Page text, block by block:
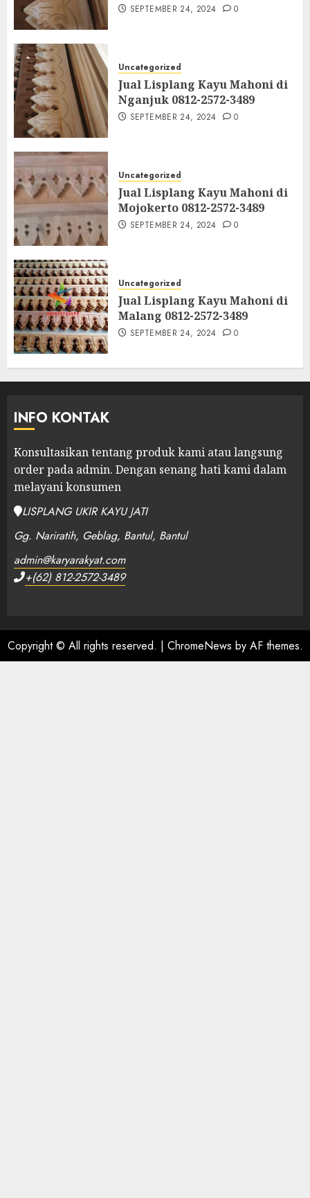
SEPTEMBER 24, 2024 0
Uncategorized
Jual Lisplang Kayu Mahoni di
Nganjuk 0812-2572-3489
SEPTEMBER 24, 2024 0
Uncategorized
Jual Lisplang Kayu Mahoni di
Mojokerto 0812-2572-3489
SEPTEMBER 24, 2024 0
Uncategorized
Jual Lisplang Kayu Mahoni di
Malang 0812-2572-3489
SEPTEMBER 24, 2024 0
INFO KONTAK
Konsultasikan tentang produk kami atau langsung
order pada admin. Dengan senang hati kami dalam
melayani konsumen
LISPLANG UKIR KAYU JATI
Gg. Nariratih, Geblag, Bantul, Bantul
admin@karyarakyat.com
+(62) 812-2572-3489
Copyright © All rights reserved. | ChromeNews by AF themes.